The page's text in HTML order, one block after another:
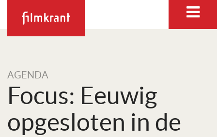
AGENDA
Focus: Eeuwig
opgesloten in de